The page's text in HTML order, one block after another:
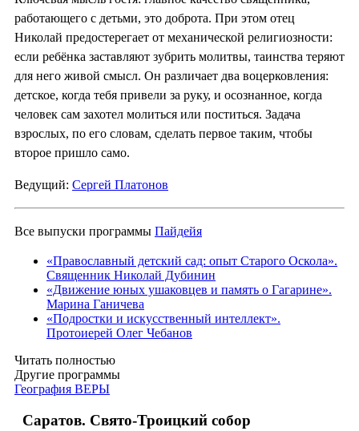
работающего с детьми, это доброта. При этом отец
Николай предостерегает от механической религиозности:
если ребёнка заставляют зубрить молитвы, таинства теряют
для него живой смысл. Он различает два воцерковления:
детское, когда тебя привели за руку, и осознанное, когда
человек сам захотел молиться или поститься. Задача
взрослых, по его словам, сделать первое таким, чтобы
второе пришло само.
Ведущий: Сергей Платонов
Все выпуски программы Пайдейя
«Православный детский сад: опыт Старого Оскола».
Священник Николай Дубинин
«Движение юных ушаковцев и память о Гагарине».
Марина Ганичева
«Подростки и искусственный интеллект».
Протоиерей Олег Чебанов
Читать полностью
Другие программы
География ВЕРЫ
Саратов. Свято-Троицкий собор